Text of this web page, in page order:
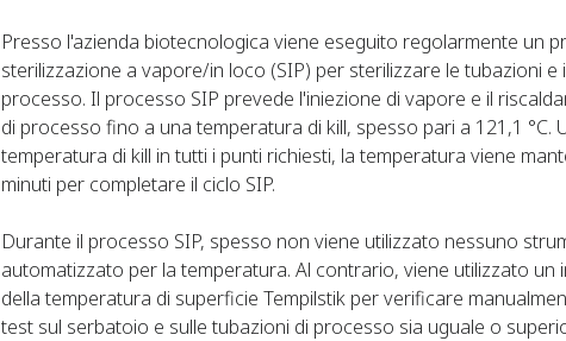
Presso l'azienda biotecnologica viene eseguito regolarmente un
sterilizzazione a vapore/in loco (SIP) per sterilizzare le tubazioni e
processo. Il processo SIP prevede l'iniezione di vapore e il
di processo fino a una temperatura di kill, spesso pari a 121,1 °C.
temperatura di kill in tutti i punti richiesti, la temperatura viene
minuti per completare il ciclo SIP.
Durante il processo SIP, spesso non viene utilizzato nessuno
automatizzato per la temperatura. Al contrario, viene utilizzato un
della temperatura di superficie Tempilstik per verificare
test sul serbatoio e sulle tubazioni di processo sia uguale o